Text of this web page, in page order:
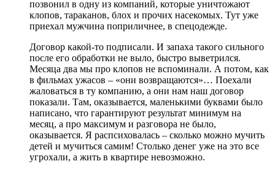
позвонил в одну из компаний, которые уничтожают
клопов, тараканов, блох и прочих насекомых. Тут уже
приехал мужчина поприличнее, в спецодежде.
Договор какой-то подписали. И запаха такого сильного
после его обработки не выло, быстро выветрился.
Месяца два мы про клопов не вспоминали. А потом, как
в фильмах ужасов – «они возвращаются»… Поехали
жаловаться в ту компанию, а они нам наш договор
показали. Там, оказывается, маленькими буквами было
написано, что гарантируют результат минимум на
месяц, а про максимум и разговора не было,
оказывается. Я распсиховалась – сколько можно мучить
детей и мучиться самим! Столько денег уже на это все
угрохали, а жить в квартире невозможно.